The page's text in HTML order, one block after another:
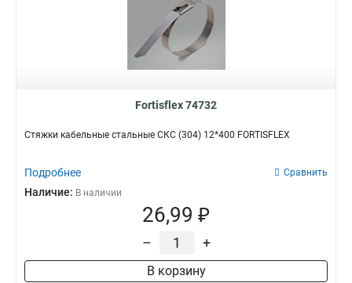
Fortisflex 74732
Стяжки кабельные стальные СКС (304) 12*400 FORTISFLEX
Подробнее Сравнить
Наличие: В наличии
26,99 ₽
– +
В корзину